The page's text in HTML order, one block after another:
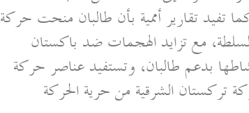
تقارير أممية بأن طالبان منحت حركة
مع تزايد الهجمات ضد باكستان
بدعم طالبان، وتستفيد عناصر حركة
تركستان الشرقية من حرية الحركة